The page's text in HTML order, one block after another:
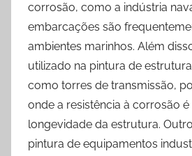
corrosão, como a indústria
embarcações são
ambientes marinhos. Além
utilizado na pintura de
como torres de transmissão,
onde a resistência à corrosão
longevidade da estrutura.
pintura de equipamentos